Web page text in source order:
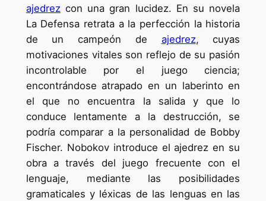
ajedrezcon una gran lucidez. En su novela
La Defensa retrata a la perfección la historia
de un campeón de ajedrez, cuyas
motivaciones vitales son reflejo de su pasión
incontrolable por el juego ciencia;
encontrándose atrapado en un laberinto en
el que no encuentra la salida y que lo
conduce lentamente a la destrucción, se
podría comparar a la personalidad de Bobby
Fischer. Nobokov introduce el ajedrez en su
obra a través del juego frecuente con el
lenguaje, mediante las posibilidades
gramaticales y léxicas de las lenguas en las